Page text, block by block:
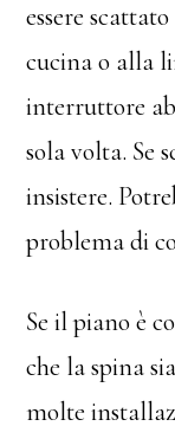
essere
cucina o alla
interruttore
sola volta. Se
insistere.
problema di
Se il piano è
che la spina
molte